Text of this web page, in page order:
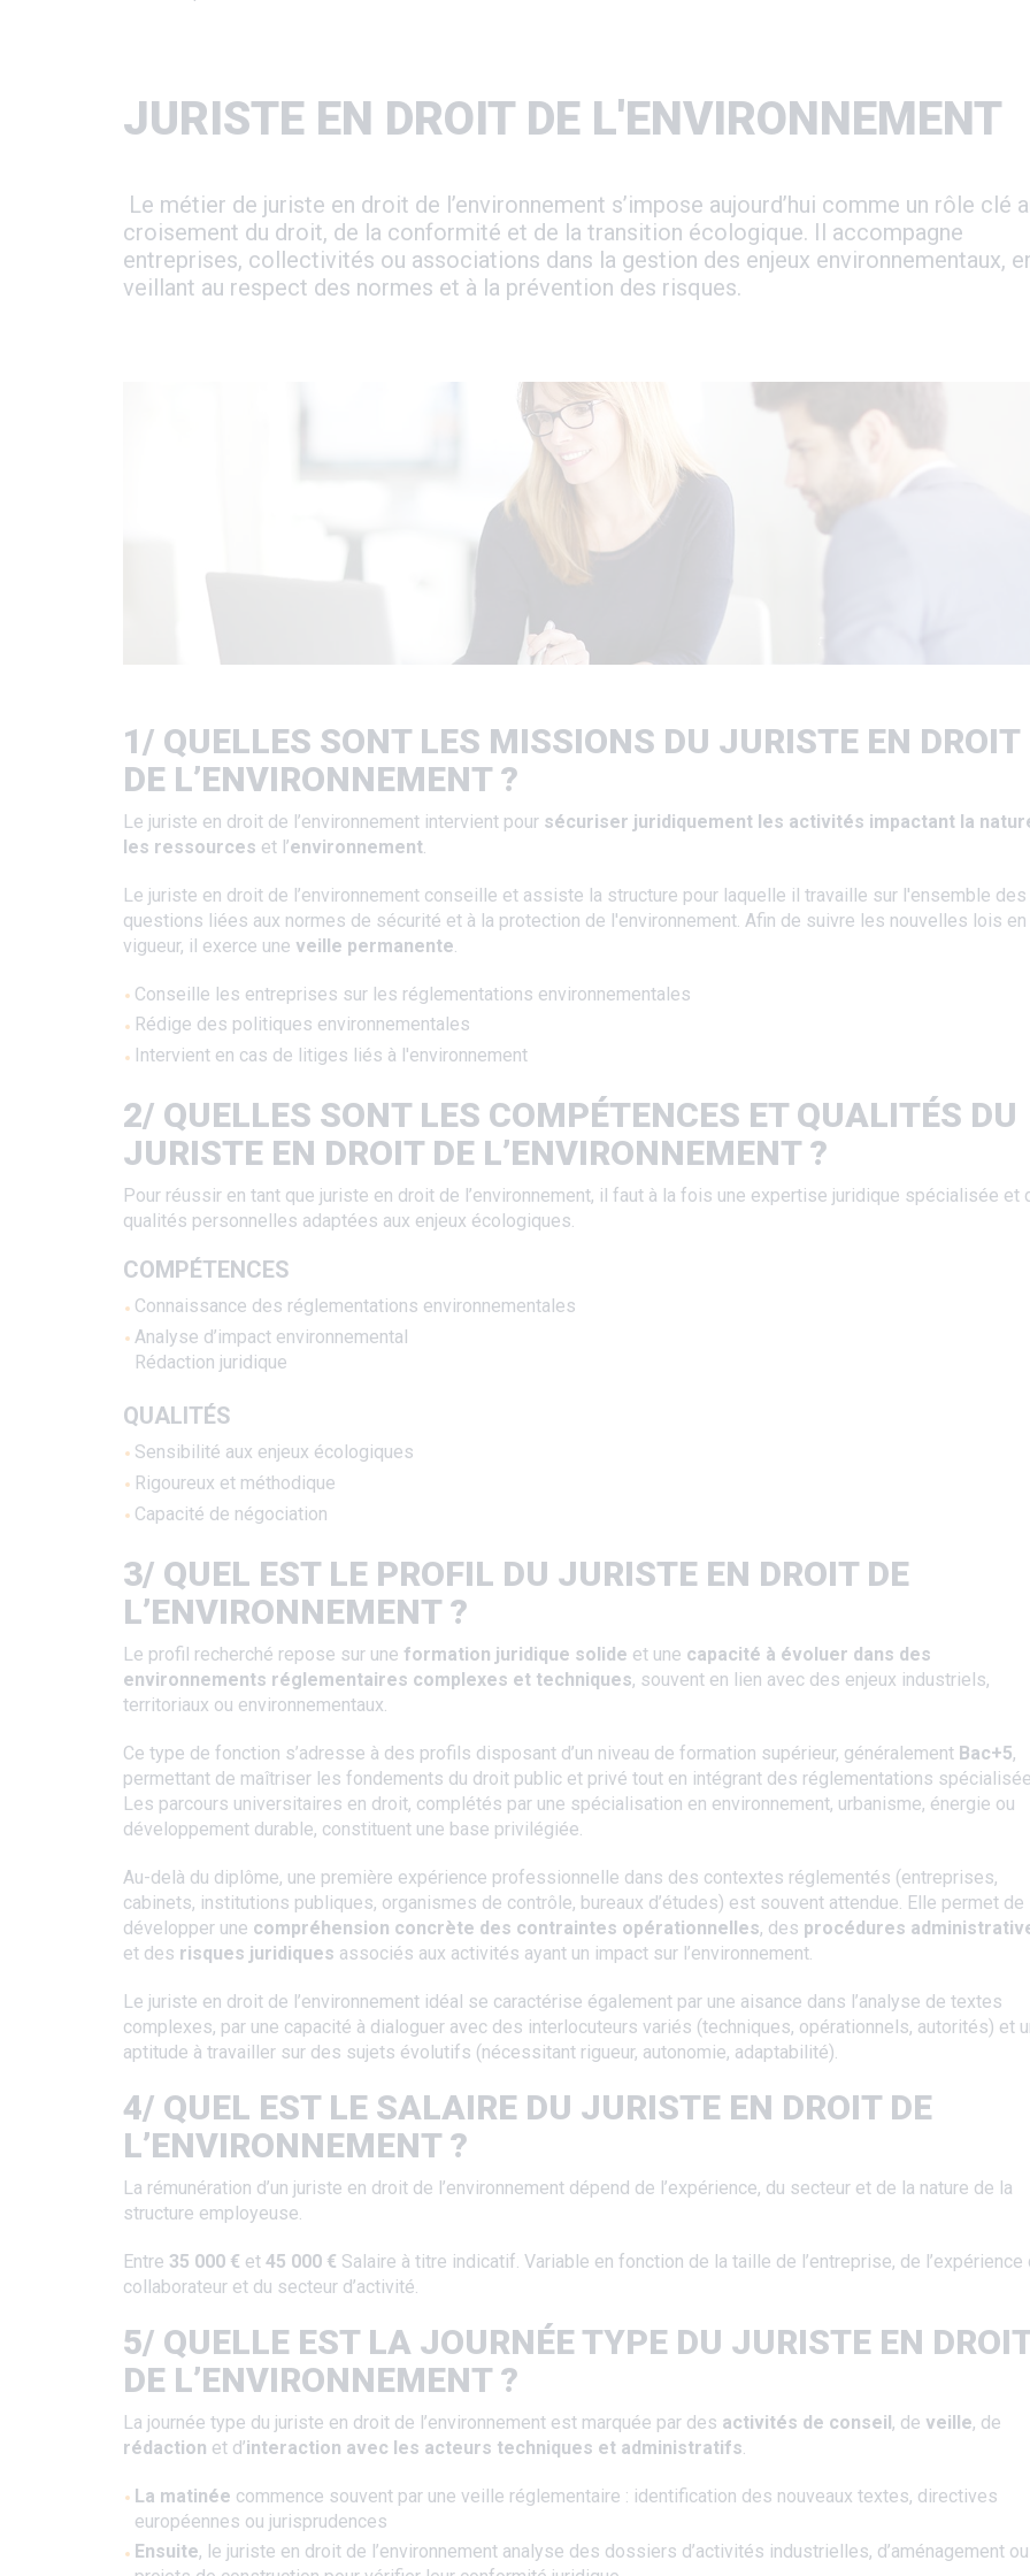
JURISTE EN DROIT DE L'ENVIRONNEMENT
Le métier de juriste en droit de l’environnement s’impose aujourd’hui comme un rôle clé
croisement du droit, de la conformité et de la transition écologique. Il accompagne
entreprises, collectivités ou associations dans la gestion des enjeux environnementaux,
veillant au respect des normes et à la prévention des risques.
1/ QUELLES SONT LES MISSIONS DU JURISTE EN DROIT
DE L’ENVIRONNEMENT ?
Le juriste en droit de l’environnement intervient pour sécuriser juridiquement les activités impactant la
les ressources et l’environnement
Le juriste en droit de l’environnement conseille et assiste la structure pour laquelle il travaille sur l'ensemble des
questions liées aux normes de sécurité et à la protection de l'environnement. Afin de suivre les nouvelles lois en
vigueur, il exerce une veille permanente
Conseille les entreprises sur les réglementations environnementales
Rédige des politiques environnementales
Intervient en cas de litiges liés à l'environnement
2/ QUELLES SONT LES COMPÉTENCES ET QUALITÉS DU
JURISTE EN DROIT DE L’ENVIRONNEMENT ?
Pour réussir en tant que juriste en droit de l’environnement, il faut à la fois une expertise juridique spécialisée et
qualités personnelles adaptées aux enjeux écologiques.
COMPÉTENCES
Connaissance des réglementations environnementales
Analyse d’impact environnemental
Rédaction juridique
QUALITÉS
Sensibilité aux enjeux écologiques
Rigoureux et méthodique
Capacité de négociation
3/ QUEL EST LE PROFIL DU JURISTE EN DROIT DE
L’ENVIRONNEMENT ?
Le profil recherché repose sur une formation juridique solide et une capacité à évoluer dans des
environnements réglementaires complexes et techniques, souvent en lien avec des enjeux industriels,
territoriaux ou environnementaux.
Ce type de fonction s’adresse à des profils disposant d’un niveau de formation supérieur, généralement Bac+5,
permettant de maîtriser les fondements du droit public et privé tout en intégrant des réglementations
Les parcours universitaires en droit, complétés par une spécialisation en environnement, urbanisme, énergie ou
développement durable, constituent une base privilégiée.
Au-delà du diplôme, une première expérience professionnelle dans des contextes réglementés (entreprises,
cabinets, institutions publiques, organismes de contrôle, bureaux d’études) est souvent attendue. Elle permet de
développer une compréhension concrète des contraintes opérationnelles, des procédures
et des risques juridiques associés aux activités ayant un impact sur l’environnement.
Le juriste en droit de l’environnement idéal se caractérise également par une aisance dans l’analyse de textes
complexes, par une capacité à dialoguer avec des interlocuteurs variés (techniques, opérationnels, autorités) et
aptitude à travailler sur des sujets évolutifs (nécessitant rigueur, autonomie, adaptabilité).
4/ QUEL EST LE SALAIRE DU JURISTE EN DROIT DE
L’ENVIRONNEMENT ?
La rémunération d’un juriste en droit de l’environnement dépend de l’expérience, du secteur et de la nature de la
structure employeuse.
Entre 35 000 € et 45 000 € Salaire à titre indicatif. Variable en fonction de la taille de l’entreprise, de l’expérience
collaborateur et du secteur d’activité.
5/ QUELLE EST LA JOURNÉE TYPE DU JURISTE EN
DE L’ENVIRONNEMENT ?
La journée type du juriste en droit de l’environnement est marquée par des activités de conseil, de veille, de
rédaction et d’interaction avec les acteurs techniques et administratifs
La matinée commence souvent par une veille réglementaire : identification des nouveaux textes, directives
européennes ou jurisprudences
Ensuite, le juriste en droit de l’environnement analyse des dossiers d’activités industrielles, d’aménagement